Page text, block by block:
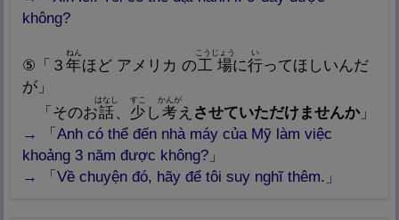
không?
⑤「３ 年
ねん
ほど アメリカ の工 場
こうじょう
に行
HÀNH, HẠNH, HÀNG,
い
ってほしいんだ
が」
「そのお話
はなし
少
すこ
し 考
かんが
え させていただけませんか」
→ 「Anh có thể đến nhà máy của Mỹ làm việc
khoảng 3 năm được không?」
→ 「Về chuyện đó, hãy để tôi suy nghĩ thêm.」